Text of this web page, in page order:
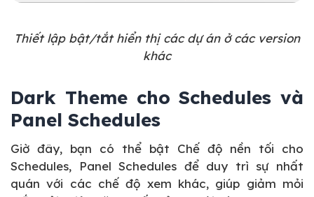
Thiết lập bật/tắt hiển thị các dự án ở các version
khác
Dark Theme cho Schedules và
Panel Schedules
Giờ đây, bạn có thể bật Chế độ nền tối cho
Schedules, Panel Schedules để duy trì sự nhất
quán với các chế độ xem khác, giúp giảm mỏi